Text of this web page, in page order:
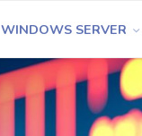
WINDOWS SERVER